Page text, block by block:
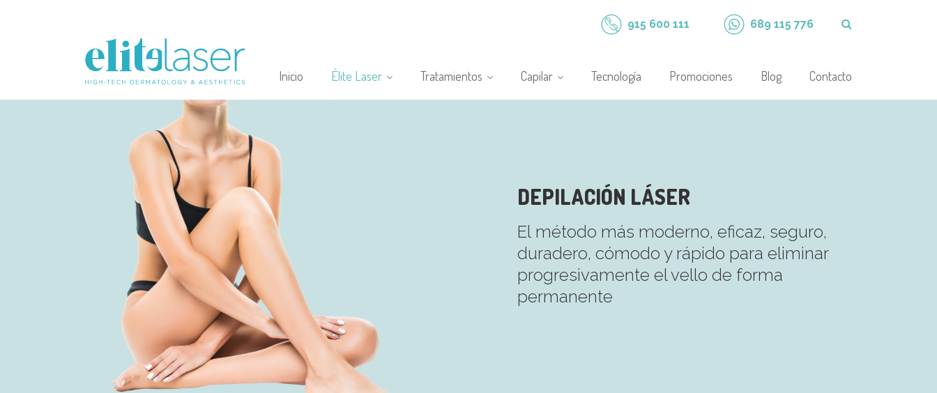
915 600 111 689 115 776
Inicio Élite Laser Tratamientos Capilar Tecnología Promociones Blog Contacto
DEPILACIÓN LÁSER
El método más moderno, eficaz, seguro,
duradero, cómodo y rápido para eliminar
progresivamente el vello de forma
permanente